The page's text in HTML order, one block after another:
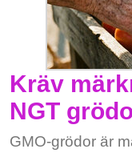
Kräv
NGT
GMO-grödor är